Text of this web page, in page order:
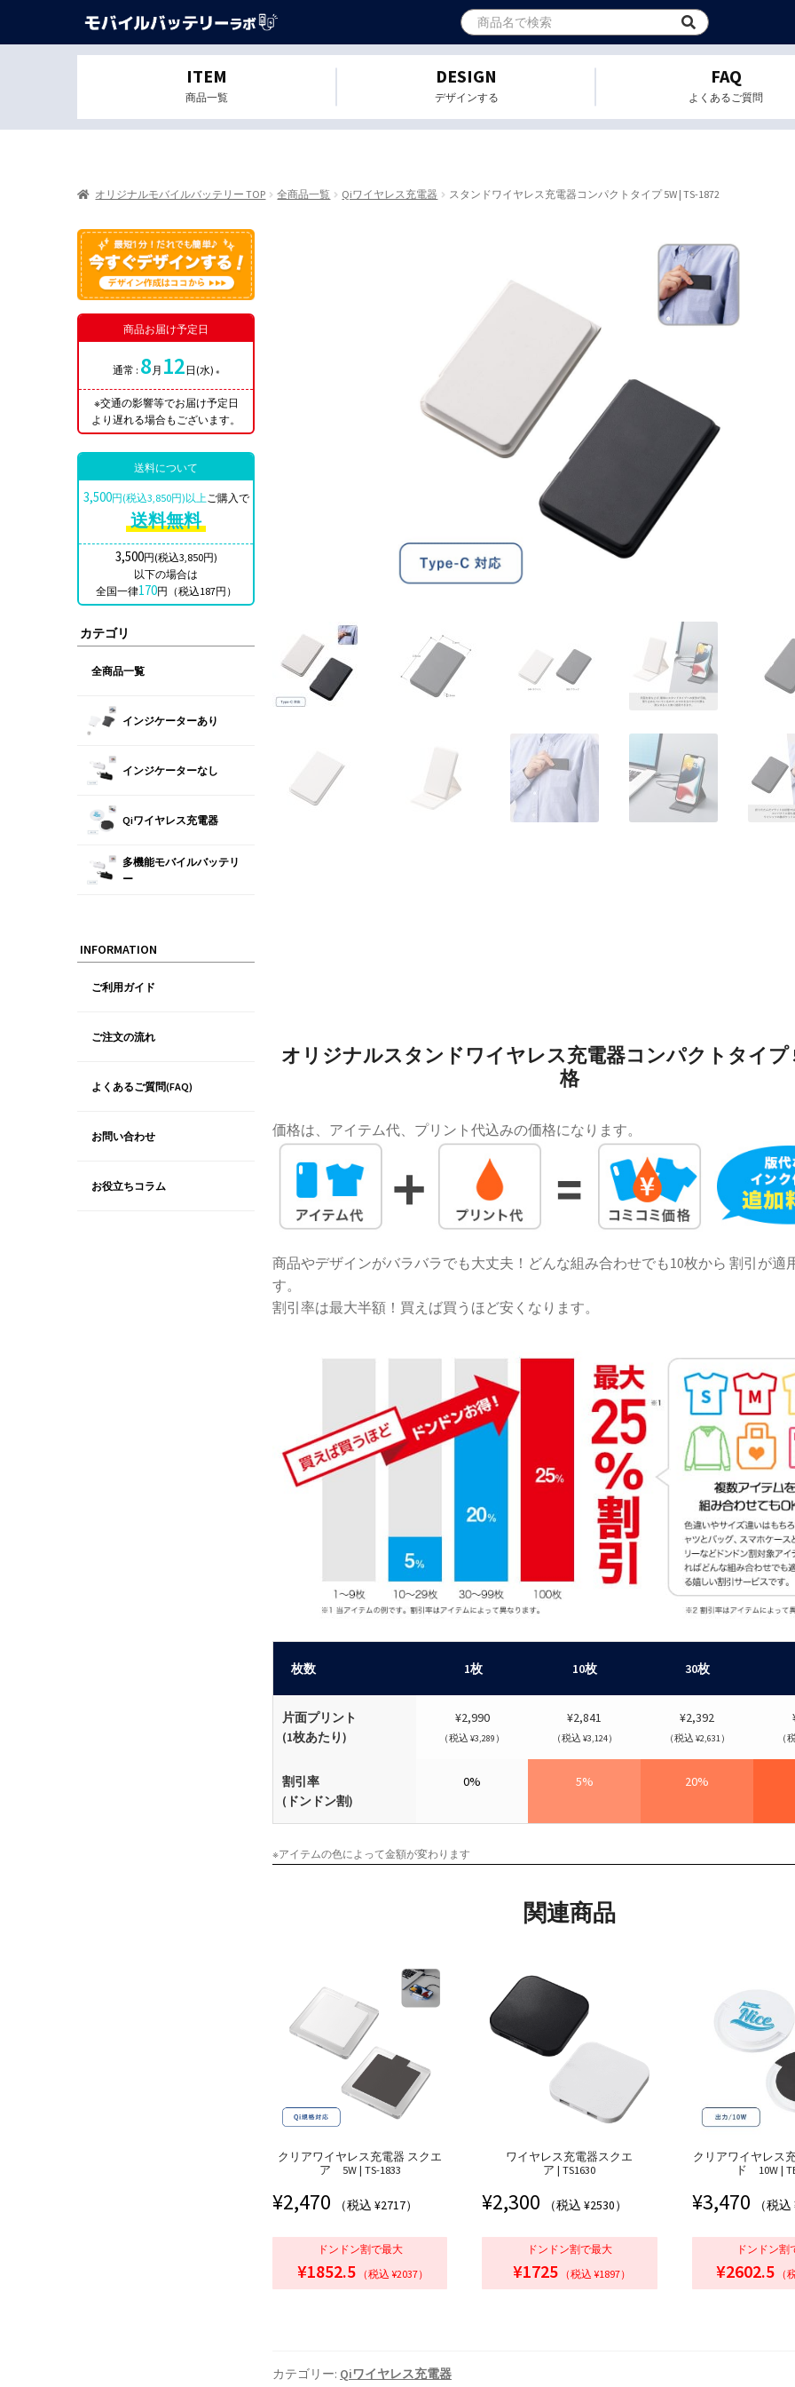
ITEM
商品一覧
DESIGN
デザインする
FAQ
よくあるご質問
オリジナルモバイルバッテリー TOP 全商品一覧 Qiワイヤレス充電器 スタンドワイヤレス充電器コンパクトタイプ 5W | TS-1872
オリジナルスタンドワイヤレス充電器コンパクトタイプ
格
価格は、アイテム代、プリント代込みの価格になります。
商品やデザインがバラバラでも大丈夫！どんな組み合わせでも10枚から 割引が適
す。
割引率は最大半額！買えば買うほど安くなります。
枚数 1枚 10枚 30枚
片面プリント
(1枚あたり)
¥2,990
（税込 ¥3,289）
¥2,841
（税込 ¥3,124）
¥2,392
（税込 ¥2,631） （
割引率
(ドンドン割)
0% 5% 20%
※アイテムの色によって金額が変わります
関連商品
クリアワイヤレス充電器 スクエ
ア 5W | TS-1833
¥2,470 （税込 ¥2717）
ドンドン割で最大
¥1852.5 （税込 ¥2037）
ワイヤレス充電器スクエ
ア | TS1630
¥2,300 （税込 ¥2530）
ドンドン割で最大
¥1725 （税込 ¥1897）
クリアワイヤレス
ド 10W |
¥3,470 （税
ドンドン割
¥2602.5 （
カテゴリー: Qiワイヤレス充電器
商品お届け予定日
通常 : 8 月 12 日(水) ※
※交通の影響等でお届け予定日
より遅れる場合もございます。
送料について
3,500円(税込3,850円)以上ご購入で
送料無料
3,500円(税込3,850円)
以下の場合は
全国一律170円（税込187円）
カテゴリ
全商品一覧
インジケーターあり
インジケーターなし
Qiワイヤレス充電器
多機能モバイルバッテリ
ー
INFORMATION
ご利用ガイド
ご注文の流れ
よくあるご質問(FAQ)
お問い合わせ
お役立ちコラム